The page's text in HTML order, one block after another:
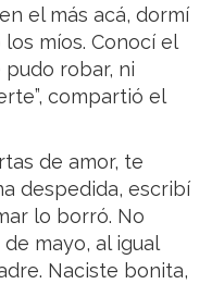
el más acá, dormí
míos. Conocí el
robar, ni
compartió el
de amor, te
despedida, escribí
lo borró. No
mayo, al igual
Naciste bonita,